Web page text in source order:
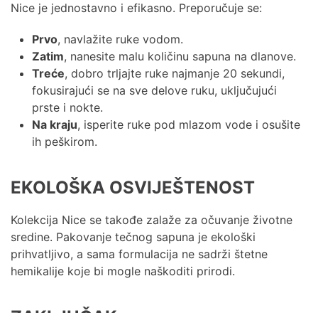
Nice je jednostavno i efikasno. Preporučuje se:
Prvo, navlažite ruke vodom.
Zatim, nanesite malu količinu sapuna na dlanove.
Treće, dobro trljajte ruke najmanje 20 sekundi,
fokusirajući se na sve delove ruku, uključujući
prste i nokte.
Na kraju, isperite ruke pod mlazom vode i osušite
ih peškirom.
EKOLOŠKA OSVIJEŠTENOST
Kolekcija Nice se takođe zalaže za očuvanje životne
sredine. Pakovanje tečnog sapuna je ekološki
prihvatljivo, a sama formulacija ne sadrži štetne
hemikalije koje bi mogle naškoditi prirodi.